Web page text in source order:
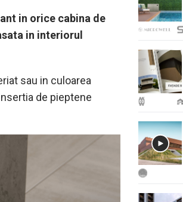
in orice cabina de
in interiorul
sau in culoarea
de pieptene